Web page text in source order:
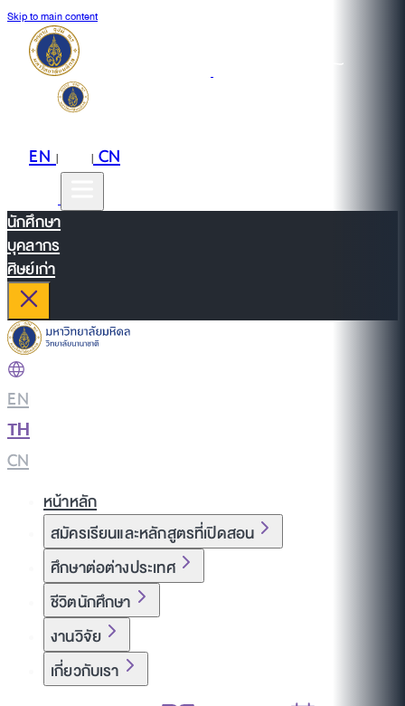
Skip to main content
EN| |CN
นักศึกษา
บุคลากร
ศิษย์เก่า
EN
TH
CN
หน้าหลัก
สมัครเรียนและหลักสูตรที่เปิดสอน
ศึกษาต่อต่างประเทศ
ชีวิตนักศึกษา
งานวิจัย
เกี่ยวกับเรา